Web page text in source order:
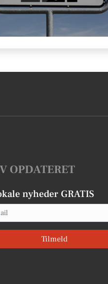
OPDATERET
nyheder GRATIS
Tilmeld